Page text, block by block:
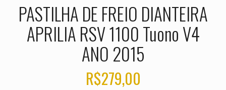
PASTILHA DE FREIO DIANTEIRA
APRILIA RSV 1100 Tuono V4
ANO 2015
R$279,00